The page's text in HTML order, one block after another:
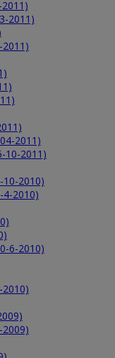
2011)
2011)
10-2011)
2010)
4-2010)
6-2010)